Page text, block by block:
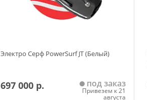
Электро Серф PowerSurf JT (Белый)
697 000 р. под заказ
Привезем к 21
августа